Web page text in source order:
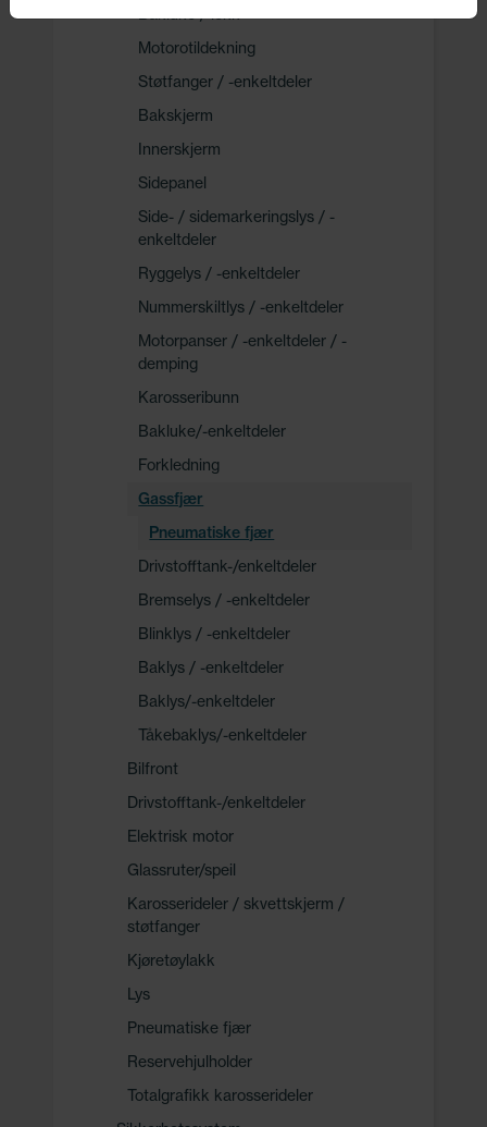
Bakluke / lokk
Motorotildekning
Støtfanger / -enkeltdeler
Bakskjerm
Innerskjerm
Sidepanel
Side- / sidemarkeringslys / -
enkeltdeler
Ryggelys / -enkeltdeler
Nummerskiltlys / -enkeltdeler
Motorpanser / -enkeltdeler / -
demping
Karosseribunn
Bakluke/-enkeltdeler
Forkledning
Gassfjær
Pneumatiske fjær
Drivstofftank-/enkeltdeler
Bremselys / -enkeltdeler
Blinklys / -enkeltdeler
Baklys / -enkeltdeler
Baklys/-enkeltdeler
Tåkebaklys/-enkeltdeler
Bilfront
Drivstofftank-/enkeltdeler
Elektrisk motor
Glassruter/speil
Karosserideler / skvettskjerm /
støtfanger
Kjøretøylakk
Lys
Pneumatiske fjær
Reservehjulholder
Totalgrafikk karosserideler